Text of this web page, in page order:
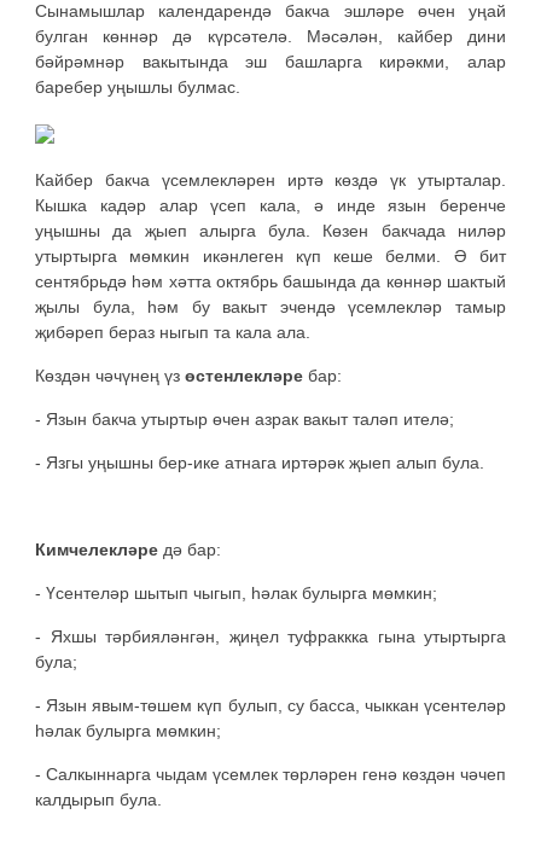
Сынамышлар календарендә бакча эшләре өчен уңай
булган көннәр дә күрсәтелә. Мәсәлән, кайбер дини
бәйрәмнәр вакытында эш башларга кирәкми, алар
баребер уңышлы булмас.
Кайбер бакча үсемлекләрен иртә көздә үк утырталар.
Кышка кадәр алар үсеп кала, ә инде язын беренче
уңышны да җыеп алырга була. Көзен бакчада ниләр
утыртырга мөмкин икәнлеген күп кеше белми. Ә бит
сентябрьдә һәм хәтта октябрь башында да көннәр шактый
җылы була, һәм бу вакыт эчендә үсемлекләр тамыр
җибәреп бераз ныгып та кала ала.
Көздән чәчүнең үз өстенлекләре бар:
- Язын бакча утыртыр өчен азрак вакыт таләп ителә;
- Язгы уңышны бер-ике атнага иртәрәк җыеп алып була.
Кимчелекләре дә бар:
- Үсентеләр шытып чыгып, һәлак булырга мөмкин;
- Яхшы тәрбияләнгән, җиңел туфраккка гына утыртырга
була;
- Язын явым-төшем күп булып, су басса, чыккан үсентеләр
һәлак булырга мөмкин;
- Салкыннарга чыдам үсемлек төрләрен генә көздән чәчеп
калдырып була.